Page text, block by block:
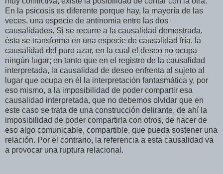
En la psicosis es diferente porque hay, la mayoría de las
veces, una especie de antinomia entre las dos
causalidades. Si se recurre a la causalidad demostrada,
ésta se transforma en una especie de causalidad fría, la
causalidad del puro azar, en la cual el deseo no ocupa
ningún lugar; en tanto que en el registro de la causalidad
interpretada, la causalidad de deseo enfrenta al sujeto al
lugar que ocupa en él la interpretación fantasmática y, por
eso mismo, a la imposibilidad de poder compartir esa
causalidad interpretada, que no debemos olvidar que en
este caso se trata de una construcción delirante, de ahí la
imposibilidad de poder compartirla con otros, de hacer de
eso algo comunicable, compartible, que pueda sostener una
relación. Por el contrario, la referencia a esta causalidad va
a provocar una ruptura relacional.